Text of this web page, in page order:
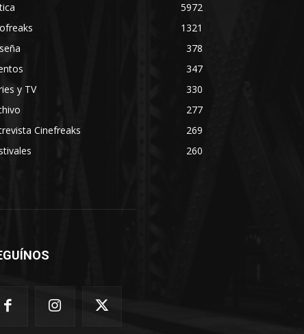
5972
1321
378
347
y TV
330
277
Cinefreaks
269
260